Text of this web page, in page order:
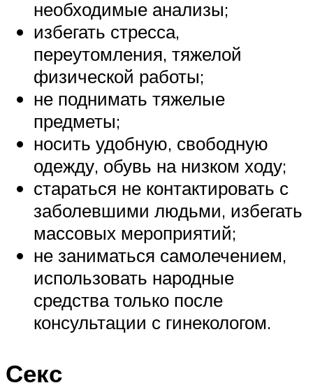
необходимые анализы;
избегать стресса,
переутомления, тяжелой
физической работы;
не поднимать тяжелые
предметы;
носить удобную, свободную
одежду, обувь на низком ходу;
стараться не контактировать с
заболевшими людьми, избегать
массовых мероприятий;
не заниматься самолечением,
использовать народные
средства только после
консультации с гинекологом.
Секс